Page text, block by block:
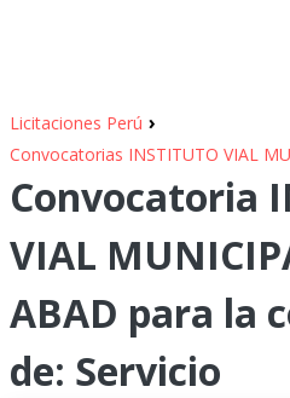
Licitaciones Perú ›
Convocatorias INSTITUTO VIAL
Convocatoria
VIAL
ABAD para la
de: Servicio